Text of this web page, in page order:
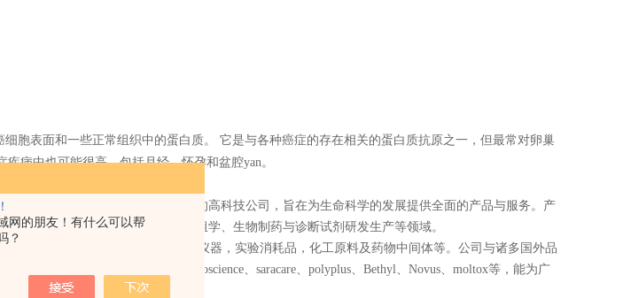
网的朋友！有什么可以帮
？
胞表面和一些正常组织中的蛋白质。
它是与各种癌症的存在相关的蛋白质抗原之一，但最常对卵巢
疾病中也可能很高，包括月经、怀孕和盆腔yan。
销售、技术服务与合约开发为一体的高科技公司，旨在为生命科学的发展提供全面的产品与服务。产
学、植物学、分子生物学、蛋白组学、生物制药与诊断试剂研发生产等领域。
列产品，专营进口生物试剂，科学仪器，实验消耗品，化工原料及药物中间体等。公司与诸多国外品
ebioscience、 saracare、 polyplus、 Bethyl、 Novus、 moltox等，能为广
品。